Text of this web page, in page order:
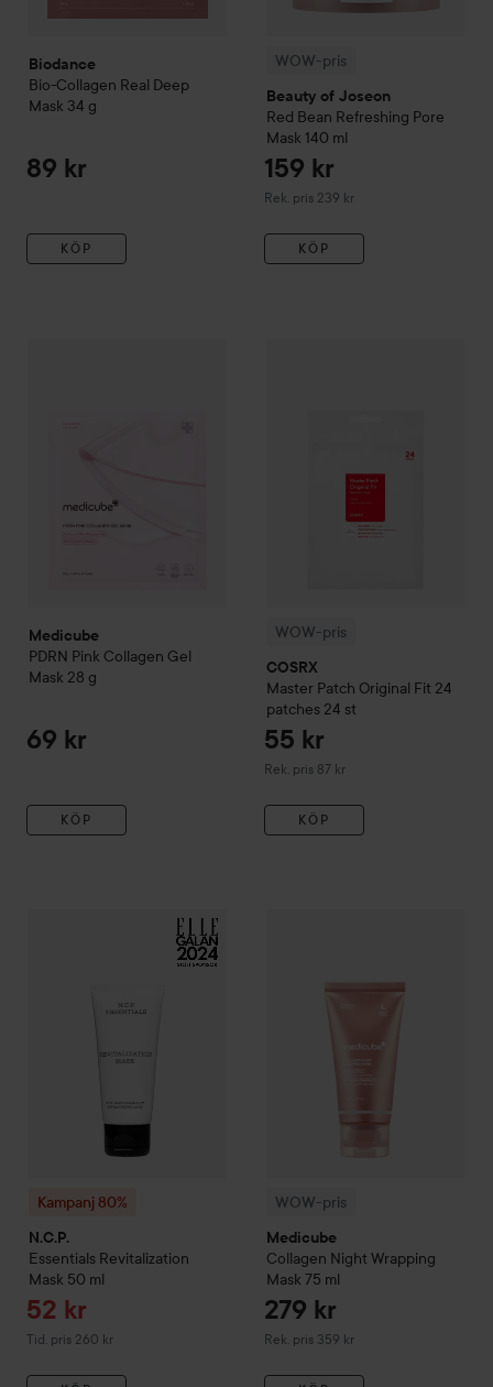
Biodance
Bio-Collagen Real Deep
Mask 34 g
89 kr
KÖP
WOW-pris
Beauty of Joseon
Red Bean Refreshing Pore
Mask 140 ml
159 kr
Rek. pris 239 kr
Rekommenderat pris 239 kr
KÖP
Medicube
PDRN Pink Collagen Gel
Mask 28 g
69 kr
KÖP
WOW-pris
COSRX
Master Patch Original Fit 24
patches 24 st
55 kr
Rek. pris 87 kr
Rekommenderat pris 87 kr
KÖP
Kampanj 80%
N.C.P.
Essentials Revitalization
Mask 50 ml
Reapris
52 kr
Tid. pris 260 kr
Tidigare pris 260 kr
Essentials
WOW-pris
Medicube
Collagen Night Wrapping
Mask 75 ml
279 kr
Rek. pris 359 kr
Rekommenderat pris 359 kr